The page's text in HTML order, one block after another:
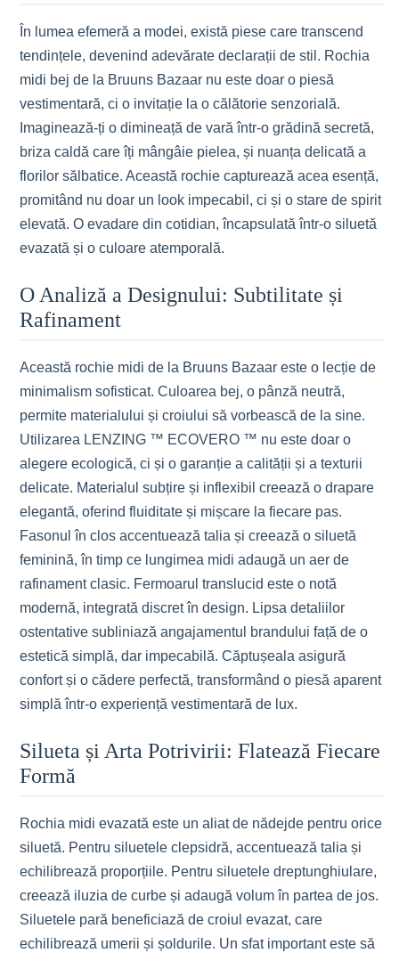
În lumea efemeră a modei, există piese care transcend
tendințele, devenind adevărate declarații de stil. Rochia
midi bej de la Bruuns Bazaar nu este doar o piesă
vestimentară, ci o invitație la o călătorie senzorială.
Imaginează-ți o dimineață de vară într-o grădină secretă,
briza caldă care îți mângâie pielea, și nuanța delicată a
florilor sălbatice. Această rochie capturează acea esență,
promitând nu doar un look impecabil, ci și o stare de spirit
elevată. O evadare din cotidian, încapsulată într-o siluetă
evazată și o culoare atemporală.
O Analiză a Designului: Subtilitate și
Rafinament
Această rochie midi de la Bruuns Bazaar este o lecție de
minimalism sofisticat. Culoarea bej, o pânză neutră,
permite materialului și croiului să vorbească de la sine.
Utilizarea LENZING ™ ECOVERO ™ nu este doar o
alegere ecologică, ci și o garanție a calității și a texturii
delicate. Materialul subțire și inflexibil creează o drapare
elegantă, oferind fluiditate și mișcare la fiecare pas.
Fasonul în clos accentuează talia și creează o siluetă
feminină, în timp ce lungimea midi adaugă un aer de
rafinament clasic. Fermoarul translucid este o notă
modernă, integrată discret în design. Lipsa detaliilor
ostentative subliniază angajamentul brandului față de o
estetică simplă, dar impecabilă. Căptușeala asigură
confort și o cădere perfectă, transformând o piesă aparent
simplă într-o experiență vestimentară de lux.
Silueta și Arta Potrivirii: Flatează Fiecare
Formă
Rochia midi evazată este un aliat de nădejde pentru orice
siluetă. Pentru siluetele clepsidră, accentuează talia și
echilibrează proporțiile. Pentru siluetele dreptunghiulare,
creează iluzia de curbe și adaugă volum în partea de jos.
Siluetele pară beneficiază de croiul evazat, care
echilibrează umerii și șoldurile. Un sfat important este să